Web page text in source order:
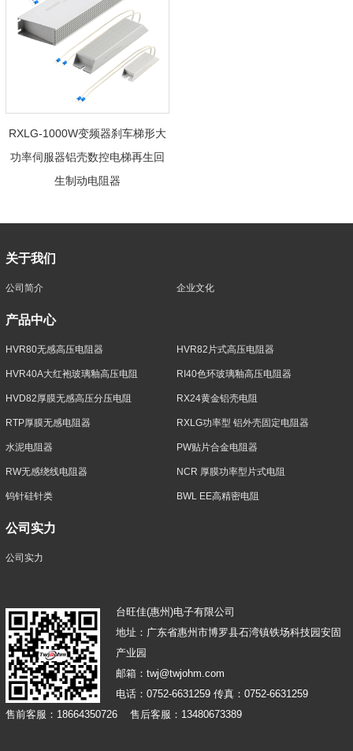
RXLG-1000W变频器刹车梯形大
功率伺服器铝壳数控电梯再生回
生制动电阻器
关于我们
公司简介 企业文化
产品中心
HVR80无感高压电阻器 HVR82片式高压电阻器
HVR40A大红袍玻璃釉高压电阻 RI40色环玻璃釉高压电阻器
HVD82厚膜无感高压分压电阻 RX24黄金铝壳电阻
RTP厚膜无感电阻器 RXLG功率型 铝外壳固定电阻器
水泥电阻器 PW贴片合金电阻器
RW无感绕线电阻器 NCR 厚膜功率型片式电阻
钨针硅针类 BWL EE高精密电阻
公司实力
公司实力
台旺佳(惠州)电子有限公司
地址：广东省惠州市博罗县石湾镇铁场科技园安固
产业园
邮箱：twj@twjohm.com
电话：0752-6631259 传真：0752-6631259
售前客服：18664350726 售后客服：13480673389